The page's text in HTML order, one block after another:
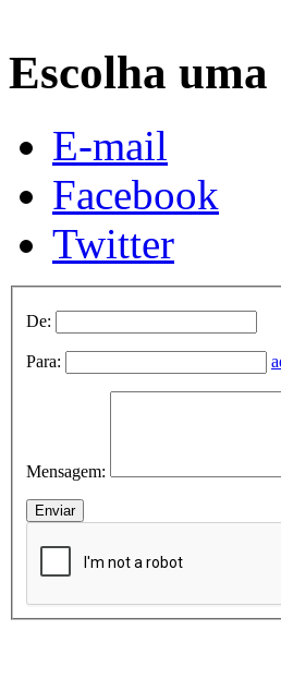
Escolha uma
E-mail
Facebook
Twitter
De:
Para:
Mensagem: